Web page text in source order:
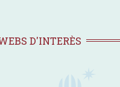
D'INTERÈS